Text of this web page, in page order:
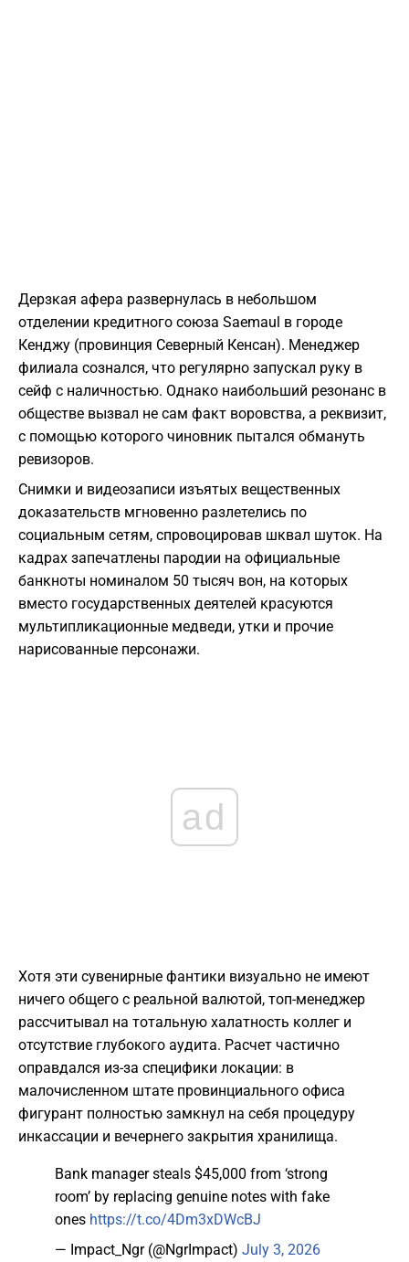
Дерзкая афера развернулась в небольшом
отделении кредитного союза Saemaul в городе
Кенджу (провинция Северный Кенсан). Менеджер
филиала сознался, что регулярно запускал руку в
сейф с наличностью. Однако наибольший резонанс в
обществе вызвал не сам факт воровства, а реквизит,
с помощью которого чиновник пытался обмануть
ревизоров.
Снимки и видеозаписи изъятых вещественных
доказательств мгновенно разлетелись по
социальным сетям, спровоцировав шквал шуток. На
кадрах запечатлены пародии на официальные
банкноты номиналом 50 тысяч вон, на которых
вместо государственных деятелей красуются
мультипликационные медведи, утки и прочие
нарисованные персонажи.
ad
Хотя эти сувенирные фантики визуально не имеют
ничего общего с реальной валютой, топ-менеджер
рассчитывал на тотальную халатность коллег и
отсутствие глубокого аудита. Расчет частично
оправдался из-за специфики локации: в
малочисленном штате провинциального офиса
фигурант полностью замкнул на себя процедуру
инкассации и вечернего закрытия хранилища.
Bank manager steals $45,000 from ‘strong
room’ by replacing genuine notes with fake
ones https://t.co/4Dm3xDWcBJ
— Impact_Ngr (@NgrImpact) July 3, 2026